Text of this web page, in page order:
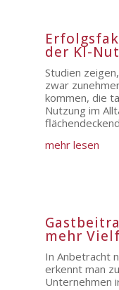
der KI-
Studien
zwar
kommen, die
Nutzung im
mehr lesen
mehr
In Anbetracht
erkennt man
Unternehmen